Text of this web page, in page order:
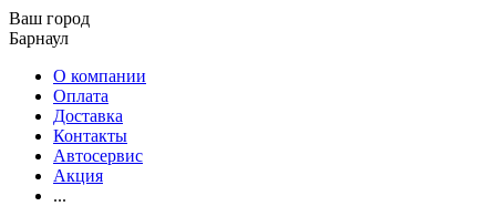
Ваш город
Барнаул
О компании
Оплата
Доставка
Контакты
Автосервис
Акция
...